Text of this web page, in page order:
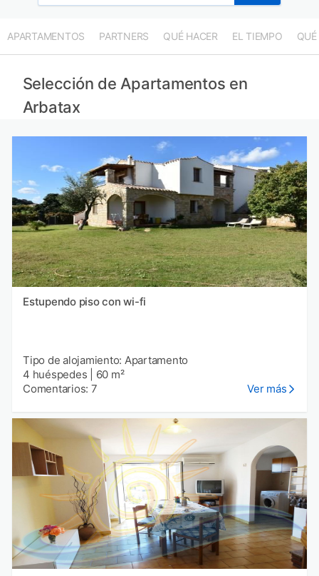
APARTAMENTOS PARTNERS QUÉ HACER EL TIEMPO QUÉ
Selección de Apartamentos en
Arbatax
Estupendo piso con wi-fi
Tipo de alojamiento: Apartamento
4 huéspedes
60 m²
Comentarios: 7
Ver más